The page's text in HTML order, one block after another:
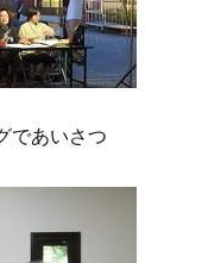
であいさつ